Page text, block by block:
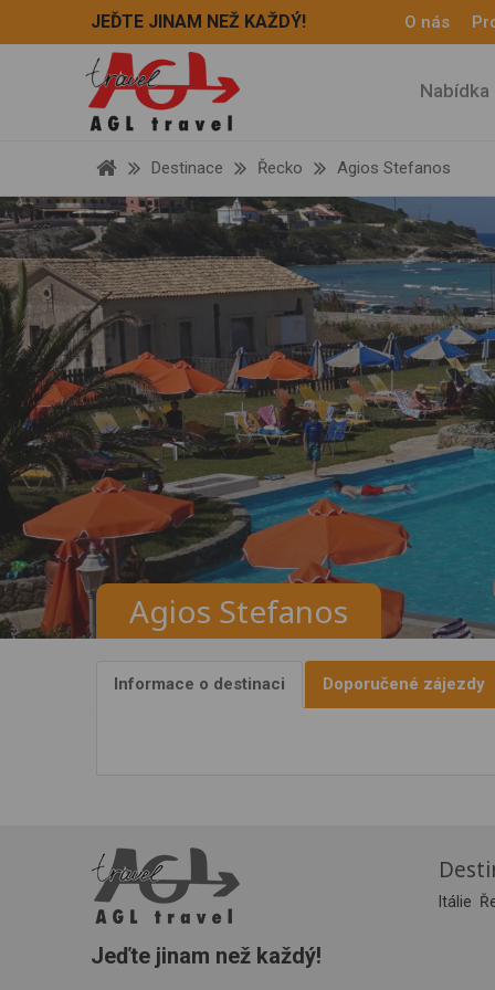
JEĎTE JINAM NEŽ KAŽDÝ! O nás
Destinace Řecko Agios Stefanos
Agios Stefanos
Informace o destinaci Doporučené zájezdy
Jeďte jinam než každý!
Itálie